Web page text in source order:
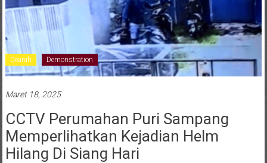
Dearah Demonstration
Maret 18, 2025
CCTV Perumahan Puri Sampang
Memperlihatkan Kejadian Helm
Hilang Di Siang Hari